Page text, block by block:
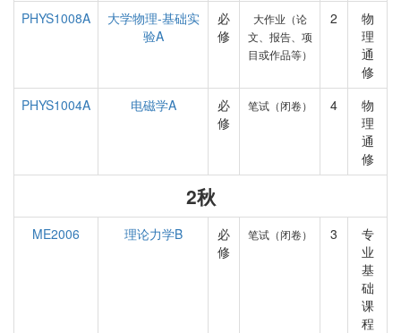
PHYS1008A
大学物理-基础实
验A
必
修
大作业（论
文、报告、项
目或作品等）
2
物
理
通
修
PHYS1004A
电磁学A
必
修
笔试（闭卷） 4
物
理
通
修
2秋
ME2006 理论力学B
必
修
笔试（闭卷） 3
专
业
基
础
课
程